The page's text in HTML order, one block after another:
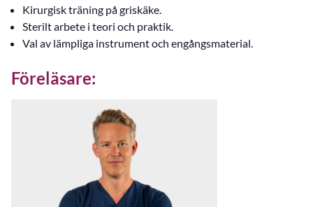
Kirurgisk träning på griskäke.
Sterilt arbete i teori och praktik.
Val av lämpliga instrument och engångsmaterial.
Föreläsare: